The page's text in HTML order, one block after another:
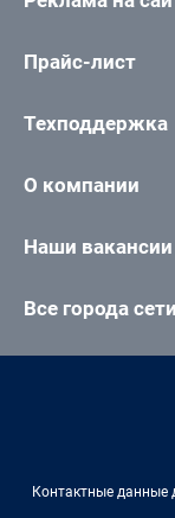
Прайс-лист
Техподдержка
О компании
Наши вакансии
Все города сети
Контактные данные